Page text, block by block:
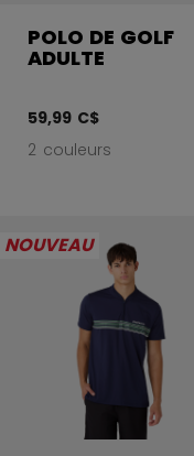
POLO DE GOLF
ADULTE
59,99 C$
2 couleurs
NOUVEAU